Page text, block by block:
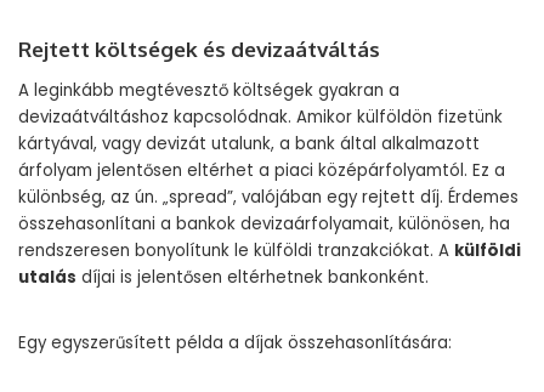
Rejtett költségek és devizaátváltás
A leginkább megtévesztő költségek gyakran a
devizaátváltáshoz kapcsolódnak. Amikor külföldön fizetünk
kártyával, vagy devizát utalunk, a bank által alkalmazott
árfolyam jelentősen eltérhet a piaci középárfolyamtól. Ez a
különbség, az ún. „spread”, valójában egy rejtett díj. Érdemes
összehasonlítani a bankok devizaárfolyamait, különösen, ha
rendszeresen bonyolítunk le külföldi tranzakciókat. A külföldi
utalás díjai is jelentősen eltérhetnek bankonként.
Egy egyszerűsített példa a díjak összehasonlítására: